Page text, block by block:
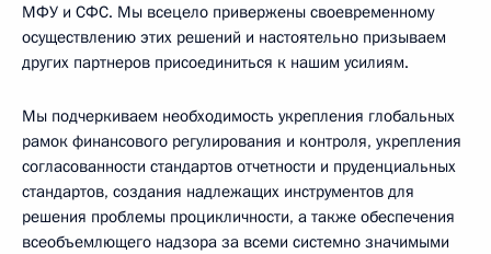
МФУ и СФС. Мы всецело привержены своевременному
осуществлению этих решений и настоятельно призываем
других партнеров присоединиться к нашим усилиям.
Мы подчеркиваем необходимость укрепления глобальных
рамок финансового регулирования и контроля, укрепления
согласованности стандартов отчетности и пруденциальных
стандартов, создания надлежащих инструментов для
решения проблемы процикличности, а также обеспечения
всеобъемлющего надзора за всеми системно значимыми